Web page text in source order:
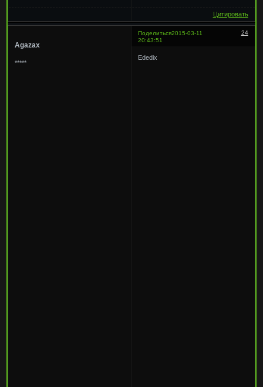
Цитировать
Поделиться 24
2015-03-11
20:43:51
Agazax
*****
Ededix